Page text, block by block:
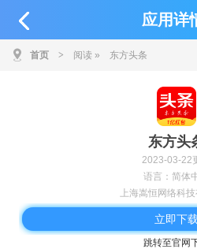
应用详
首页 > 阅读 » 东方头条
东方头
2023-03-22
语言：简体
上海嵩恒网络科
立即下载
跳转至官网